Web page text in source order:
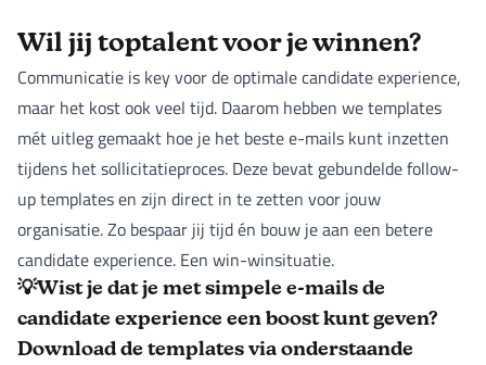
Wil jij toptalent voor je winnen?
Communicatie is key voor de optimale candidate experience,
maar het kost ook veel tijd. Daarom hebben we templates
mét uitleg gemaakt hoe je het beste e-mails kunt inzetten
tijdens het sollicitatieproces. Deze bevat gebundelde follow-
up templates en zijn direct in te zetten voor jouw
organisatie. Zo bespaar jij tijd én bouw je aan een betere
candidate experience. Een win-winsituatie.
💡Wist je dat je met simpele e-mails de
candidate experience een boost kunt geven?
Download de templates via onderstaande